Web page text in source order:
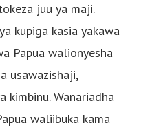
juu ya maji.
kupiga kasia yakawa
Papua walionyesha
usawazishaji,
kimbinu. Wanariadha
waliibuka kama